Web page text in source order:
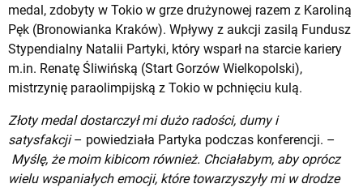
medal, zdobyty w Tokio w grze drużynowej razem z Karoliną
Pęk (Bronowianka Kraków). Wpływy z aukcji zasilą Fundusz
Stypendialny Natalii Partyki, który wsparł na starcie kariery
m.in. Renatę Śliwińską (Start Gorzów Wielkopolski),
mistrzynię paraolimpijską z Tokio w pchnięciu kulą.
Złoty medal dostarczył mi dużo radości, dumy i
satysfakcji– powiedziała Partyka podczas konferencji. –
Myślę, że moim kibicom również. Chciałabym, aby oprócz
wielu wspaniałych emocji, które towarzyszyły mi w drodze